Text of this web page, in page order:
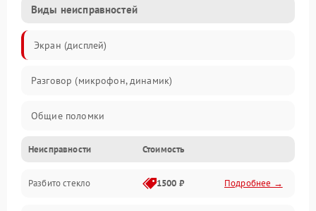
Виды неисправностей
Экран (дисплей)
Разговор (микрофон, динамик)
Общие поломки
Проблемы связи
Камеры
Неисправности Стоимость
Разбито стекло 1500 ₽ Подробнее →